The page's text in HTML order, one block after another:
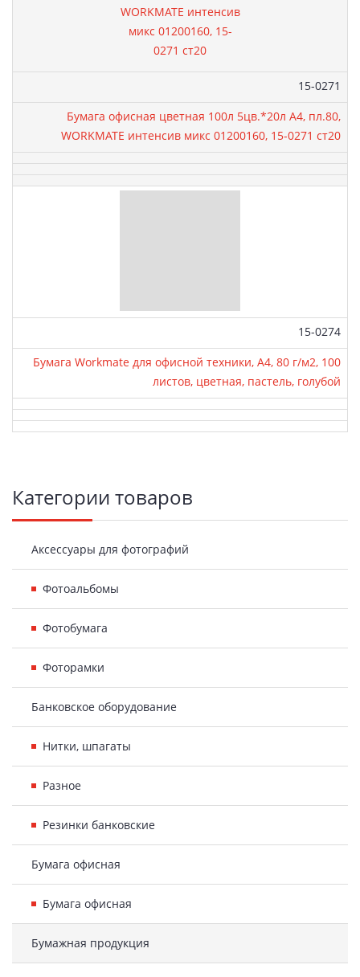
Артикул:
15-0271
Бумага офисная цветная 100л 5цв.*20л А4, пл.80,
WORKMATE интенсив микс 01200160, 15-0271 ст20
Артикул:
15-0274
Бумага Workmate для офисной техники, А4, 80 г/м2, 100
листов, цветная, пастель, голубой
Боковая
панель
Категории товаров
Аксессуары для фотографий
Фотоальбомы
Фотобумага
Фоторамки
Банковское оборудование
Нитки, шпагаты
Разное
Резинки банковские
Бумага офисная
Бумага офисная
Бумажная продукция